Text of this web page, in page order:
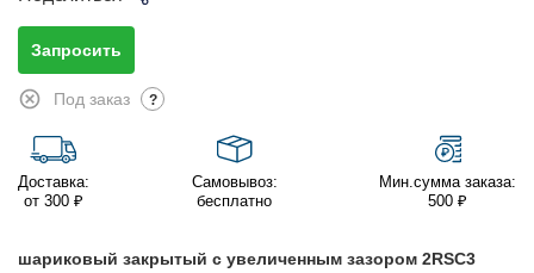
Запросить
Под заказ ?
Доставка:
от 300 ₽
Самовывоз:
бесплатно
Мин.сумма заказа:
500 ₽
шариковый закрытый с увеличенным зазором 2RSС3